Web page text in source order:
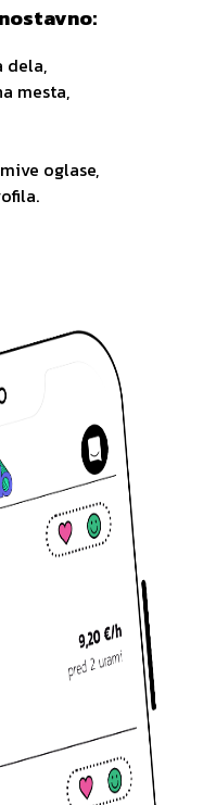
dela,
mesta,
oglase,